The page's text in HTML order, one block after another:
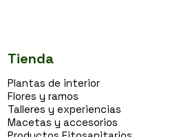
Tienda
Plantas de interior
Flores y ramos
Talleres y experiencias
Macetas y accesorios